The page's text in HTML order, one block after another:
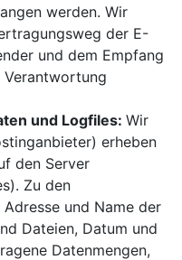
werden. Wir
der E-
und dem Empfang
Verantwortung
und Logfiles: Wir
erheben
den Server
Zu den
und Name der
Dateien, Datum und
Datenmengen,